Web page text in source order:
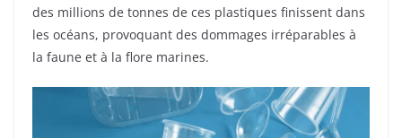
des millions de tonnes de ces plastiques finissent dans
les océans, provoquant des dommages irréparables à
la faune et à la flore marines.